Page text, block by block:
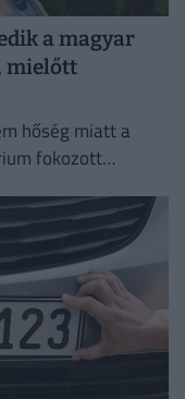
a magyar
mielőtt
hőség miatt a
fokozott